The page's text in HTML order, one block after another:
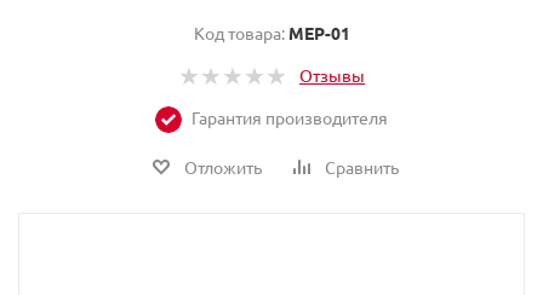
Код товара: MEP-01
Отзывы
Гарантия производителя
Отложить Сравнить